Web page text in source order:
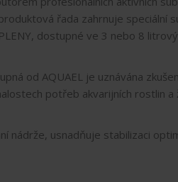
řada zahrnuje speciální
dostupné ve 3 nebo 8
od AQUAEL je uznávána
potřeb akvarijních rostlin a
nádrže, usnadňuje stabilizaci